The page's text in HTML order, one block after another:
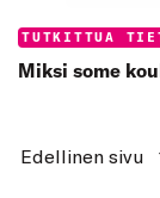
Categories:
TUTKITTUA
Miksi some
Edellinen sivu